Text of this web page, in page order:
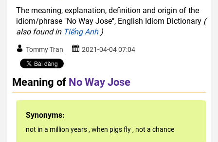
The meaning, explanation, definition and origin of the
idiom/phrase "No Way Jose", English Idiom Dictionary (
also found in Tiếng Anh)
Tommy Tran 2021-04-04 07:04
Meaning of No Way Jose
Synonyms:
not in a million years , when pigs fly , not a chance